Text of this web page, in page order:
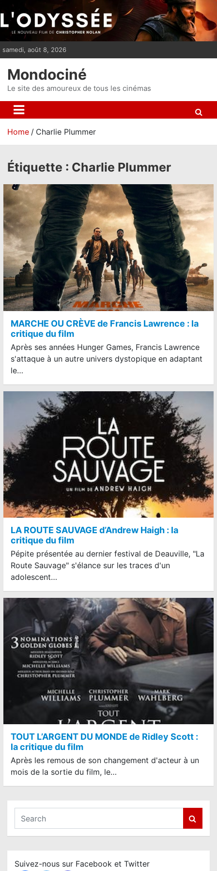
i
p
n
t
samedi, août 8, 2026
Mondociné
Le site des amoureux de tous les cinémas
Home Charlie Plummer
Étiquette : Charlie Plummer
MARCHE OU CRÈVE de Francis Lawrence : la
critique du film
Après ses années Hunger Games, Francis Lawrence
s'attaque à un autre univers dystopique en adaptant
le…
LA ROUTE SAUVAGE d’Andrew Haigh : la
critique du film
Pépite présentée au dernier festival de Deauville, "La
Route Sauvage" s'élance sur les traces d'un
adolescent…
TOUT L’ARGENT DU MONDE de Ridley Scott :
la critique du film
Après les remous de son changement d'acteur à un
mois de la sortie du film, le…
a
c
Suivez-nous sur Facebook et Twitter